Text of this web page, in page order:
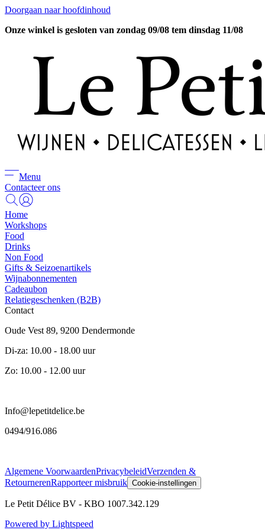
Doorgaan naar hoofdinhoud
Onze winkel is gesloten van zondag 09/08 tem dinsdag 11/08
Menu
Contacteer ons
Home
Workshops
Food
Drinks
Non Food
Gifts & Seizoenartikels
Wijnabonnementen
Cadeaubon
Relatiegeschenken (B2B)
Contact
Oude Vest 89, 9200 Dendermonde
Di-za: 10.00 - 18.00 uur
Zo: 10.00 - 12.00 uur
Info@lepetitdelice.be
0494/916.086
Algemene VoorwaardenPrivacybeleidVerzenden &
RetournerenRapporteer misbruik Cookie-instellingen
Le Petit Délice BV - KBO 1007.342.129
Powered by Lightspeed